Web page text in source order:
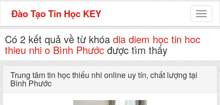
Đào Tạo Tin Học KEY
Có 2 kết quả về từ khóa dia diem học tin hoc
thieu nhi o Bình Phước được tìm thấy
Trung tâm tin học thiếu nhi online uy tín, chất lượng tại
Bình Phước